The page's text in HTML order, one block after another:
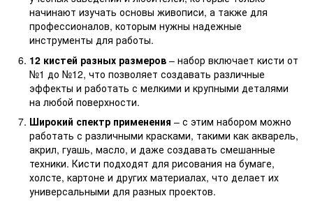
начинают изучать основы живописи, а также для
профессионалов, которым нужны надежные
инструменты для работы.
12 кистей разных размеров – набор включает кисти от
№1 до №12, что позволяет создавать различные
эффекты и работать с мелкими и крупными деталями
на любой поверхности.
Широкий спектр применения – с этим набором можно
работать с различными красками, такими как акварель,
акрил, гуашь, масло, и даже создавать смешанные
техники. Кисти подходят для рисования на бумаге,
холсте, картоне и других материалах, что делает их
универсальными для разных проектов.